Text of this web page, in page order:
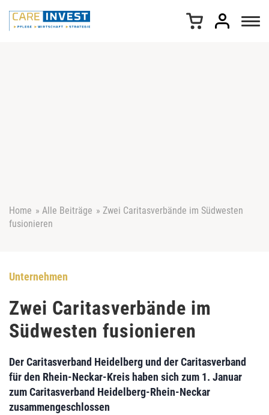
Home » Alle Beiträge » Zwei Caritasverbände im Südwesten
fusionieren
Unternehmen
Zwei Caritasverbände im
Südwesten fusionieren
Der Caritasverband Heidelberg und der Caritasverband
für den Rhein-Neckar-Kreis haben sich zum 1. Januar
zum Caritasverband Heidelberg-Rhein-Neckar
zusammengeschlossen